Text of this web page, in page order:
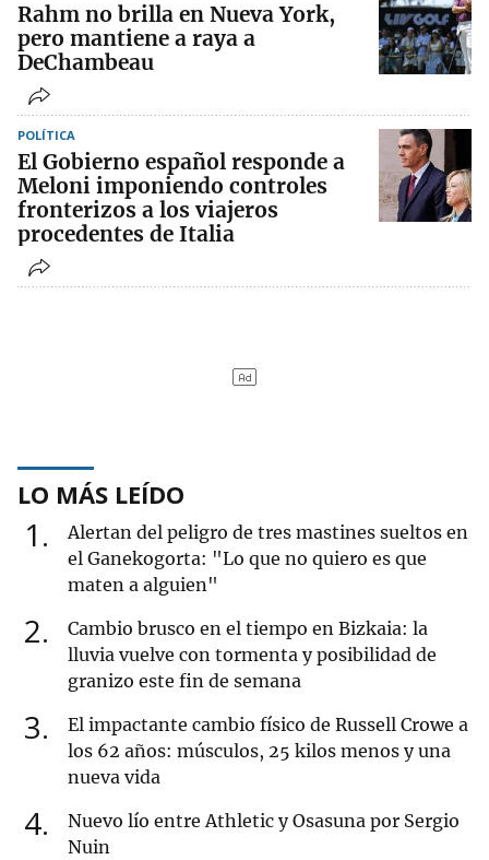
Rahm no brilla en Nueva York,
pero mantiene a raya a
DeChambeau
POLÍTICA
El Gobierno español responde a
Meloni imponiendo controles
fronterizos a los viajeros
procedentes de Italia
LO MÁS LEÍDO
1
Alertan del peligro de tres mastines sueltos en
el Ganekogorta: "Lo que no quiero es que
maten a alguien"
2
Cambio brusco en el tiempo en Bizkaia: la
lluvia vuelve con tormenta y posibilidad de
granizo este fin de semana
3
El impactante cambio físico de Russell Crowe a
los 62 años: músculos, 25 kilos menos y una
nueva vida
4
Nuevo lío entre Athletic y Osasuna por Sergio
Nuin